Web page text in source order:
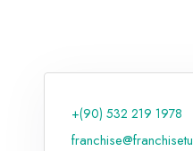
buradayız
Hakkımızda+(90) 532 219 1978